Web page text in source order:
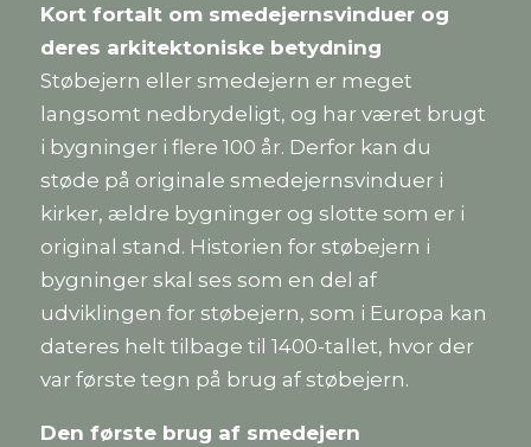
Kort fortalt om smedejernsvinduer og
deres arkitektoniske betydning
Støbejern eller smedejern er meget
langsomt nedbrydeligt, og har været brugt
i bygninger i flere 100 år. Derfor kan du
støde på originale smedejernsvinduer i
kirker, ældre bygninger og slotte som er i
original stand. Historien for støbejern i
bygninger skal ses som en del af
udviklingen for støbejern, som i Europa kan
dateres helt tilbage til 1400-tallet, hvor der
var første tegn på brug af støbejern.
Den første brug af smedejern